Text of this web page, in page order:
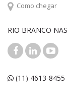
Como chegar
RIO BRANCO
(11) 4613-8455